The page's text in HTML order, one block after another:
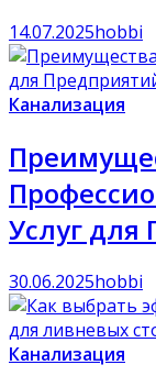
14.07.2025hobbi
Канализация
Услуг для
30.06.2025hobbi
Канализация